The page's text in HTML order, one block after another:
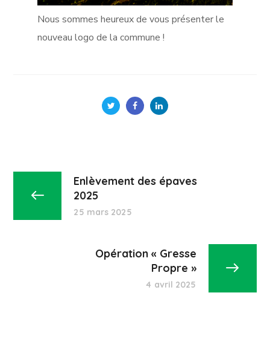
Nous sommes heureux de vous présenter le
nouveau logo de la commune !
Enlèvement des épaves
2025
25 mars 2025
Opération « Gresse
Propre »
4 avril 2025